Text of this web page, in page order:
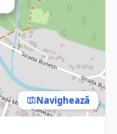
Navighează